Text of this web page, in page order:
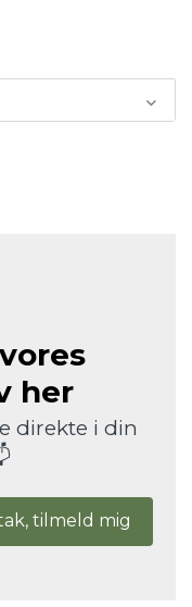
her
direkte i din
tilmeld mig